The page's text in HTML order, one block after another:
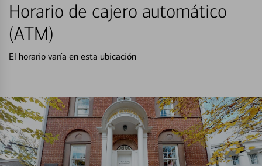
Horario de cajero automático
(ATM)
El horario varía en esta ubicación